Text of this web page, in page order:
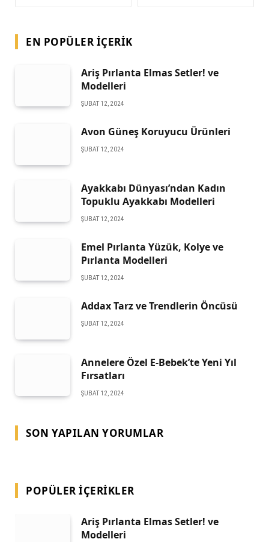
EN POPÜLER İÇERIK
Ariş Pırlanta Elmas Setler! ve
Modelleri
ŞUBAT 12, 2024
Avon Güneş Koruyucu Ürünleri
ŞUBAT 12, 2024
Ayakkabı Dünyası’ndan Kadın
Topuklu Ayakkabı Modelleri
ŞUBAT 12, 2024
Emel Pırlanta Yüzük, Kolye ve
Pırlanta Modelleri
ŞUBAT 12, 2024
Addax Tarz ve Trendlerin Öncüsü
ŞUBAT 12, 2024
Annelere Özel E-Bebek’te Yeni Yıl
Fırsatları
ŞUBAT 12, 2024
SON YAPILAN YORUMLAR
POPÜLER İÇERIKLER
Ariş Pırlanta Elmas Setler! ve
Modelleri